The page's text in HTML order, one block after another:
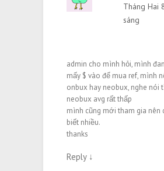
Tháng Hai
sáng
admin cho mình hỏi, mình
mấy $ vào để mua ref, mình
onbux hay neobux, nghe nói
neobux avg rất thấp
mình cũng mới tham gia nên
biết nhiều.
thanks
Reply ↓